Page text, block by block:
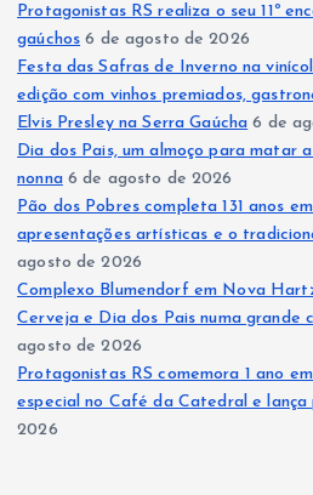
Protagonistas RS realiza o seu 11º
gaúchos 6 de agosto de 2026
Festa das Safras de Inverno na
edição com vinhos premiados,
Elvis Presley na Serra Gaúcha 6 de
Dia dos Pais, um almoço para matar
nonna 6 de agosto de 2026
Pão dos Pobres completa 131 anos
apresentações artísticas e o
agosto de 2026
Complexo Blumendorf em Nova
Cerveja e Dia dos Pais numa grande
agosto de 2026
Protagonistas RS comemora 1 ano
especial no Café da Catedral e lança
2026